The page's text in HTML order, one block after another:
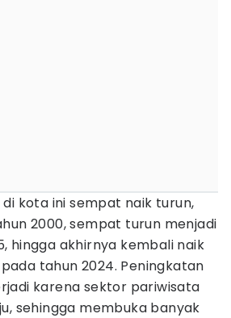
kota ini sempat naik turun,
2000, sempat turun menjadi
hingga akhirnya kembali naik
pada tahun 2024. Peningkatan
karena sektor pariwisata
sehingga membuka banyak